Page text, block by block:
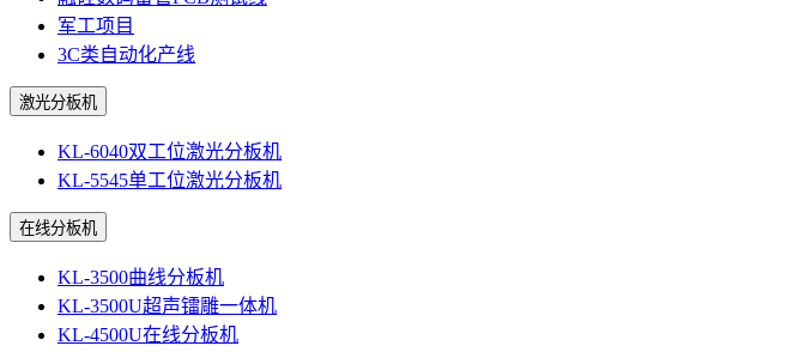
军工项目
3C类自动化产线
激光分板机
KL-6040双工位激光分板机
KL-5545单工位激光分板机
在线分板机
KL-3500曲线分板机
KL-3500U超声镭雕一体机
KL-4500U在线分板机